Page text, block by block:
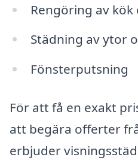
Rengöring av
Städning av ytor
Fönsterputsning
För att få en exakt
att begära offerter
erbjuder